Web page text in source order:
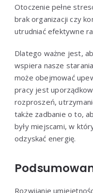
Otoczenie pełne
brak organizacji czy
utrudniać efektywne
Dlatego ważne jest,
wspiera nasze
może obejmować
pracy jest
rozproszeń,
także zadbanie o to,
były miejscami, w
odzyskać energię.
Rozwijanie